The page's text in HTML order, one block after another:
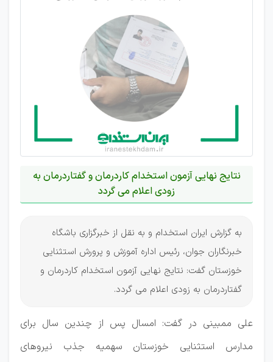
نتایج نهایی آزمون استخدام کاردرمان و گفتاردرمان به
زودی اعلام می گردد
به گزارش ایران استخدام و به نقل از خبرگزاری باشگاه
خبرنگاران جوان، رئیس اداره آموزش و پرورش استثنایی
خوزستان گفت: نتایج نهایی آزمون استخدام کاردرمان و
گفتاردرمان به زودی اعلام می گردد.
علی ممبینی در گفت: امسال پس از چندین سال برای
مدارس استثنایی خوزستان سهمیه جذب نیرو‌های